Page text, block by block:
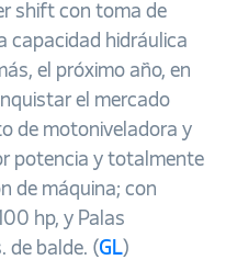
shift con toma de
capacidad hidráulica
el próximo año, en
el mercado
de motoniveladora y
potencia y totalmente
de máquina; con
hp, y Palas
de balde. (GL)